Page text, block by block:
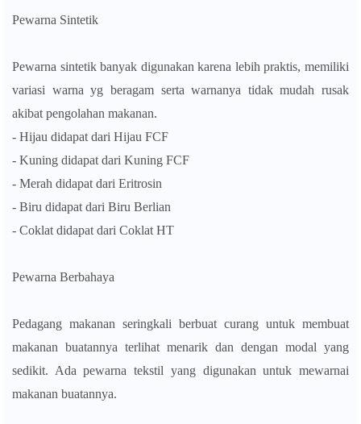
Pewarna Sintetik
Pewarna sintetik banyak digunakan karena lebih praktis, memiliki
variasi warna yg beragam serta warnanya tidak mudah rusak
akibat pengolahan makanan.
- Hijau didapat dari Hijau FCF
- Kuning didapat dari Kuning FCF
- Merah didapat dari Eritrosin
- Biru didapat dari Biru Berlian
- Coklat didapat dari Coklat HT
Pewarna Berbahaya
Pedagang makanan seringkali berbuat curang untuk membuat
makanan buatannya terlihat menarik dan dengan modal yang
sedikit. Ada pewarna tekstil yang digunakan untuk mewarnai
makanan buatannya.